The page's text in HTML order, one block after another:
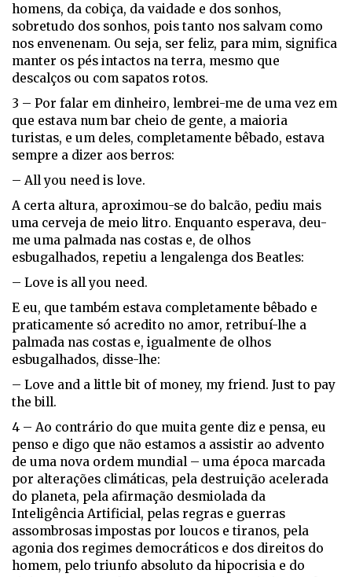
homens, da cobiça, da vaidade e dos sonhos,
sobretudo dos sonhos, pois tanto nos salvam como
nos envenenam. Ou seja, ser feliz, para mim, significa
manter os pés intactos na terra, mesmo que
descalços ou com sapatos rotos.
3 – Por falar em dinheiro, lembrei-me de uma vez em
que estava num bar cheio de gente, a maioria
turistas, e um deles, completamente bêbado, estava
sempre a dizer aos berros:
– All you need is love.
A certa altura, aproximou-se do balcão, pediu mais
uma cerveja de meio litro. Enquanto esperava, deu-
me uma palmada nas costas e, de olhos
esbugalhados, repetiu a lengalenga dos Beatles:
– Love is all you need.
E eu, que também estava completamente bêbado e
praticamente só acredito no amor, retribuí-lhe a
palmada nas costas e, igualmente de olhos
esbugalhados, disse-lhe:
– Love and a little bit of money, my friend. Just to pay
the bill.
4 – Ao contrário do que muita gente diz e pensa, eu
penso e digo que não estamos a assistir ao advento
de uma nova ordem mundial – uma época marcada
por alterações climáticas, pela destruição acelerada
do planeta, pela afirmação desmiolada da
Inteligência Artificial, pelas regras e guerras
assombrosas impostas por loucos e tiranos, pela
agonia dos regimes democráticos e dos direitos do
homem, pelo triunfo absoluto da hipocrisia e do